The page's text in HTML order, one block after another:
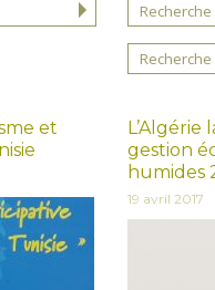
et
L’Algérie
gestion
humides
19 avril 2017